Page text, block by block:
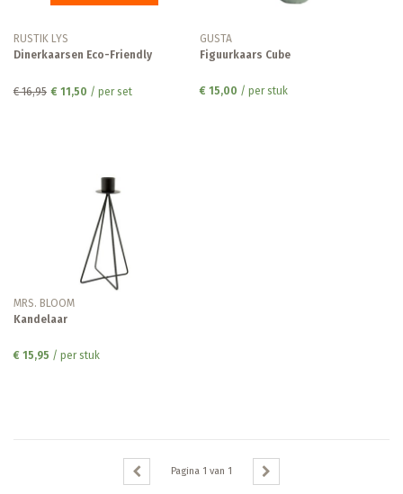
RUSTIK LYS
Dinerkaarsen Eco-Friendly
€ 16,95 € 11,50 / per set
GUSTA
Figuurkaars Cube
€ 15,00 / per stuk
MRS. BLOOM
Kandelaar
€ 15,95 / per stuk
Pagina 1 van 1